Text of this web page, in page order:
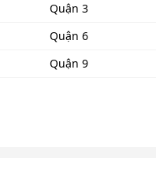
Quận 3
Quận 6
Quận 9